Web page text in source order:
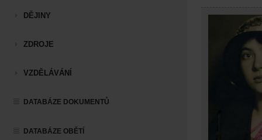
DĚJINY
ZDROJE
VZDĚLÁVÁNÍ
DATABÁZE DOKUMENTŮ
DATABÁZE OBĚTÍ